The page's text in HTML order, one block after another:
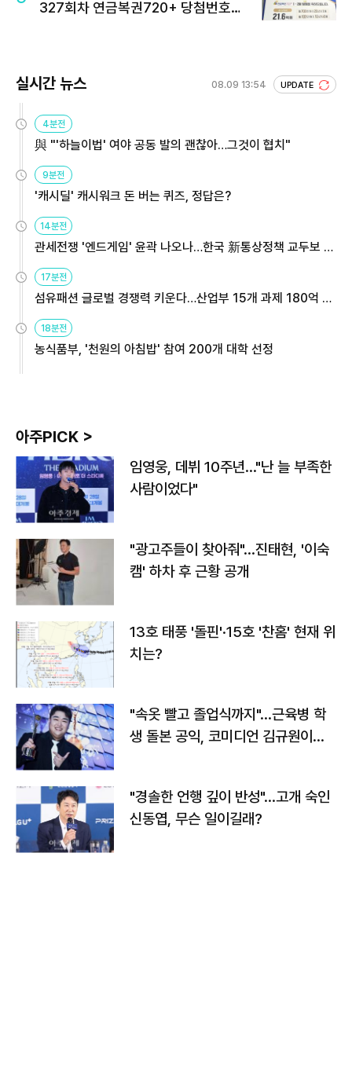
327회차 연금복권720+ 당첨번호조
실시간 뉴스 08.09 13:54 UPDATE
4분전
與 "'하늘이법' 여야 공동 발의 괜찮아…그것이 협치"
9분전
'캐시딜' 캐시워크 돈 버는 퀴즈, 정답은?
14분전
관세전쟁 '엔드게임' 윤곽 나오나…한국 新통상정책 교두보 활
17분전
섬유패션 글로벌 경쟁력 키운다…산업부 15개 과제 180억 지
18분전
농식품부, '천원의 아침밥' 참여 200개 대학 선정
아주PICK >
임영웅, 데뷔 10주년…"난 늘 부족한
사람이었다"
"광고주들이 찾아줘"…진태현, '이숙
캠' 하차 후 근황 공개
13호 태풍 '돌핀'·15호 '찬홈' 현재 위
치는?
"속옷 빨고 졸업식까지"…근육병 학
생 돌본 공익, 코미디언 김규원이었
"경솔한 언행 깊이 반성"…고개 숙인
신동엽, 무슨 일이길래?